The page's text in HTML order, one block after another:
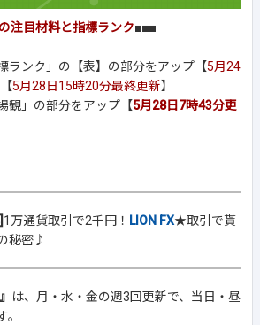
注目材料と指標ランク■■■
ンク」の【表】の部分をアップ【5月24
5月28日15時20分最終更新】
」の部分をアップ【5月28日7時43分更
1万通貨取引で2千円！ LION FX★取引で貰
秘密♪
は、月・水・金の週3回更新で、当日・昼